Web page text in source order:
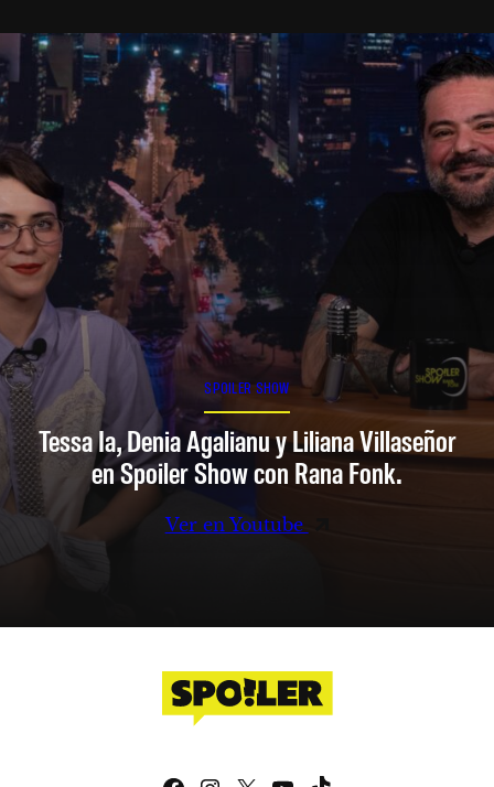
SPOILER SHOW
Tessa Ia, Denia Agalianu y Liliana Villaseñor
en Spoiler Show con Rana Fonk.
Ver en Youtube
Facebook
Instagram
X YouTube